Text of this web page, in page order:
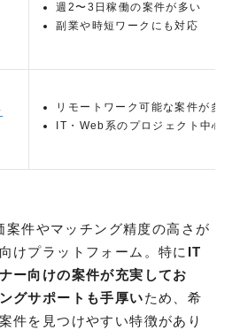
週2〜3日稼働の案件が多い
副業や時短ワークにも対応
リモートワーク可能な案件が多い
IT・Web系のプロジェクト中心
案件やマッチング精度の高さが
けプラットフォーム。特に IT
ー向けの案件が充実してお
グサポートも手厚いため、希
件を見つけやすい特徴があり